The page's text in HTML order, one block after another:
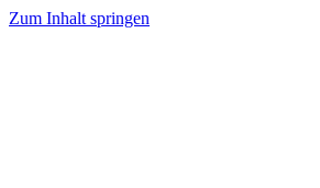
Zum Inhalt springen